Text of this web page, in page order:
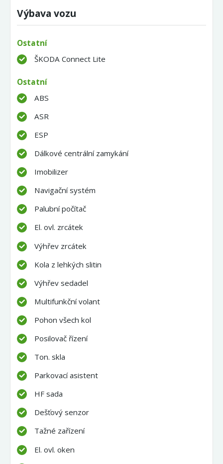
Výbava vozu
Ostatní
ŠKODA Connect Lite
Ostatní
ABS
ASR
ESP
Dálkové centrální zamykání
Imobilizer
Navigační systém
Palubní počítač
El. ovl. zrcátek
Výhřev zrcátek
Kola z lehkých slitin
Výhřev sedadel
Multifunkční volant
Pohon všech kol
Posilovač řízení
Ton. skla
Parkovací asistent
HF sada
Dešťový senzor
Tažné zařízení
El. ovl. oken